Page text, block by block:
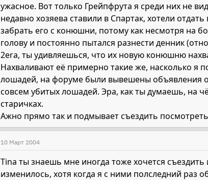
ужасное. Вот только Грейпфрута я среди них не
недавно хозяева ставили в Спартак, хотели
забрать его с конюшни, потому как несмотря на
голову и постоянно пытался разнести денник
2era, ты удивляешься, что их новую конюшню
Нахваливают её примерно такие же, насколько я
лошадей, на форуме были вывешены объявления
совсем убитых лошадей. Эра, как ты думаешь, на
старичках.
Ажно прямо так и подмывает съездить
10 Март 2004
Tina ты знаешь мне иногда тоже хочется
изменилось, хотя когда я с ними полследний раз